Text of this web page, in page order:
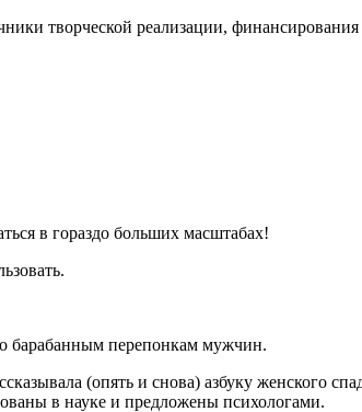
творческой реализации,
в гораздо больших масштабах!
барабанным перепонкам мужчин.
(опять и снова) азбуку женского
в науке и предложены психологами.